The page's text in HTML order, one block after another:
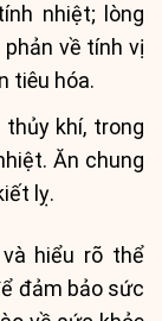
nhiệt; lòng
về tính vị
tiêu hóa.
khí, trong
Ăn chung
lỵ.
hiểu rõ thể
đảm bảo sức